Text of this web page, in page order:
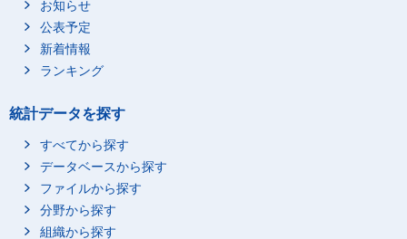
お知らせ
公表予定
新着情報
ランキング
統計データを探す
すべてから探す
データベースから探す
ファイルから探す
分野から探す
組織から探す